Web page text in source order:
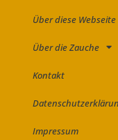
Über diese Webseite
Über die Zauche
Kontakt
Impressum